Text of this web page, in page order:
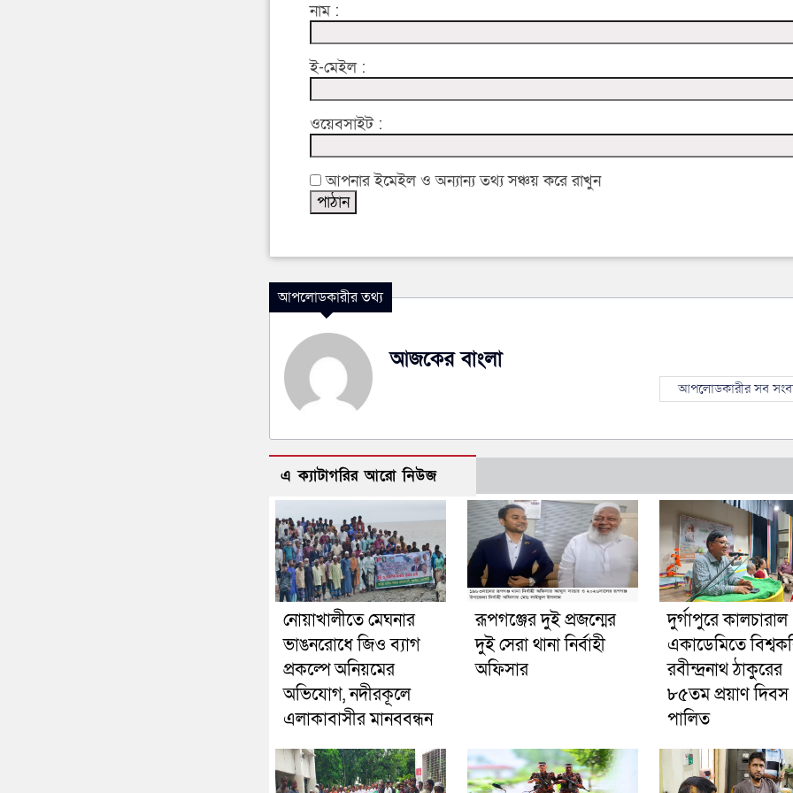
নাম :
ই-মেইল :
ওয়েবসাইট :
আপনার ইমেইল ও অন্যান্য তথ্য সঞ্চয় করে রাখুন
আপলোডকারীর তথ্য
আজকের বাংলা
আপলোডকারীর সব
এ ক্যাটাগরির আরো নিউজ
নোয়াখালীতে মেঘনার
ভাঙনরোধে জিও ব্যাগ
প্রকল্পে অনিয়মের
অভিযোগ, নদীরকূলে
এলাকাবাসীর মানববন্ধন
রূপগঞ্জের দুই প্রজন্মের
দুই সেরা থানা নির্বাহী
অফিসার
দুর্গাপুরে কালচারাল
একাডেমিতে
রবীন্দ্রনাথ ঠাকুরের
৮৫তম প্রয়াণ দিবস
পালিত